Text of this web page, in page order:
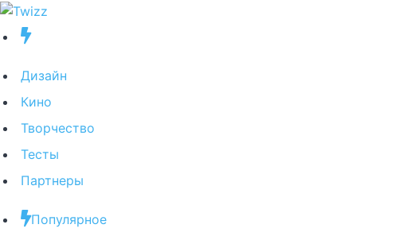
Дизайн
Кино
Творчество
Тесты
Партнеры
Популярное